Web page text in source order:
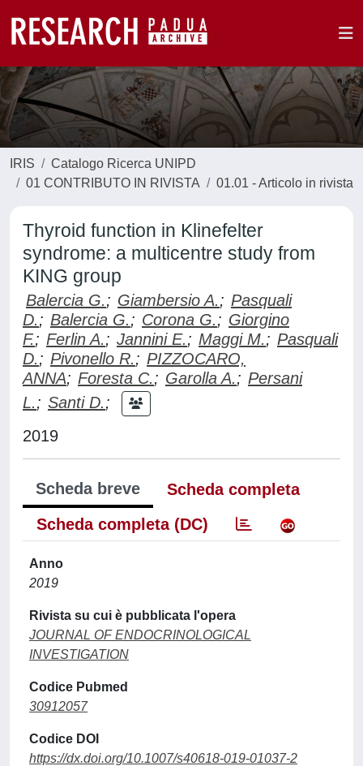
IRIS
Catalogo Ricerca UNIPD
01 CONTRIBUTO IN RIVISTA
01.01 - Articolo in rivista
Thyroid function in Klinefelter
syndrome: a multicentre study from
KING group
Balercia G.; Giambersio A.; Pasquali
D.; Balercia G.; Corona G.; Giorgino
F.; Ferlin A.; Jannini E.; Maggi M.; Pasquali
D.; Pivonello R.; PIZZOCARO,
ANNA; Foresta C.; Garolla A.; Persani
L.; Santi D.;
2019
Scheda breve
Scheda completa
Scheda completa (DC)
Anno
2019
Rivista su cui è pubblicata l'opera
JOURNAL OF ENDOCRINOLOGICAL
INVESTIGATION
Codice Pubmed
30912057
Codice DOI
https://dx.doi.org/10.1007/s40618-019-01037-2